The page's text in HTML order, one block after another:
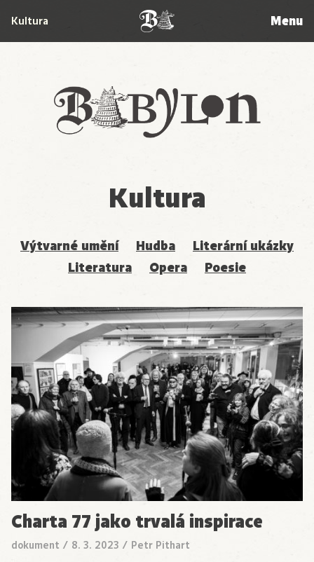
Babylon
Kultura Menu
Kultura
Výtvarné umění Hudba
Literární ukázky
Literatura
Opera Poesie
Charta 77 jako trvalá inspirace
dokument / 8. 3. 2023 / Petr Pithart